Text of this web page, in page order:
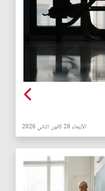
الأربعاء 28 كانون الثاني 2026